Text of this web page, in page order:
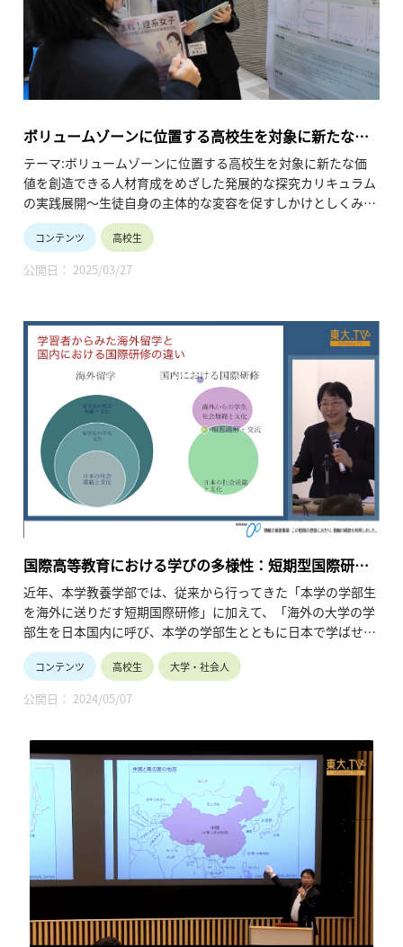
●おしゃべり病理医からみなさんへ
「おしゃべり病理医」というネーミングは、著書『おしゃべり
ながんの図鑑』『おしゃべり病理医のカラダと病気の図鑑』
べり病理医はほかにも、中高生向けの病理診断体験セミナー
や、がんの出張授業など、「医療と教育」をつなぐ活動を展開
中。
中高生みんなが「医学」に触れて、自分の身体のことも医療も
もっと身近に感じてほしい！
●「MEdit Lab」のススメ
「情報」って何ですか？ 「編集」と聞いて何を思い浮かべます
らゆる事柄を「情報」と捉えます。その情報と情報の「あい
だ」に分け入っていくことが「編集」であり「編集工学」で
す。
このプログラムは随所に編集ワードやユニークな編集稽古がち
りばめられています。このLabで編集力を試してみよう！そし
て、編集力をつけて、学びと遊びの達人になろう！
ボリュームゾーンに位置する高校生を対象に新たな価
値を創造できる人材育成をめざした発展的な探究カリ
キュラムの実践展開～生徒自身の主体的な変容を促す
しかけとしくみ～
テーマ:ボリュームゾーンに位置する高校生を対象に新たな価
値を創造できる人材育成をめざした発展的な探究カリキュラム
の実践展開～生徒自身の主体的な変容を促すしかけとしくみ
～。
本コンテンツは本校における高校2年生理数キャリアコースの
生徒の1年間、特にタイへの海外派遣プログラムに参加をした
じて生徒の能力が伸びていく様子や、ボリュームゾーンの生徒
に秘められた力を実感していただければと思います。
またこのコンテンツはこの動画に関するあらゆる情報提供をこ
ちらが積極的に行うことを前提としているものです。
各プログラムの詳細など本教材に収めきれなかった部分に関し
ては是非とも下記の問い合わせ先に積極的にご連絡いただけれ
ばと思います。
連絡先
文京学院大学女子中学校高等学校
電話番号：03-3946-5301
メールアドレス：高等学校副校長 佐藤泰正(y-
satou@bgu.ac.jp)
探究部部長 岩川暢澄(niwakawa@bgu.ac.jp)
【動画の構成】
00:00～01:01 ①本校の探究活動の基本情報
5/ 2 ミニ課題研究発表会
6/11～サイエンスフェア(タイの生徒来校)
8/27 夏休みの研究の様子
9/14 他校との交流事業(エッグドロップコンテスト)
11/10 集まれ理系女子(外部での合同研究発表会)
12/15 東京都内SSH指定校合同発表会(外部での合同研究発表
科学を英語で学ぶ授業
象の報告会
コンテンツ 高校生
公開日： 2025/03/27
国際高等教育における学びの多様性：短期型国際研修
の可能性と課題
近年、本学教養学部では、従来から行ってきた「本学の学部生
を海外に送りだす短期国際研修」に加えて、「海外の大学の学
部生を日本国内に呼び、本学の学部生とともに日本で学ばせる
短期国際研修」という新しい試みをはじめました。そしてこの
ような試みは、他のアジアの大学でも広がっています。このシ
ンポジウムでは、日本から北海道大学、韓国から西江大学校の
担当者を招き、「自国内で行う国際研修」に関するこれまでの
について考えます。
この講義では、アジア諸国の大学や上智大学における短期型国
際研修の実践例を紹介しながら、その可能性と課題について考
えます。
・講師名、講師所属：杉村 美紀、上智大学 副学長
※所属・役職は登壇当時のものです。
・シリーズ名：2016年度「世界の中の日本、日本の中の世
コンテンツ 高校生 大学・社会人
公開日： 2024/05/07